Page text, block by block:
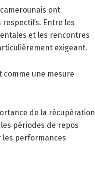
ont
respectifs. Entre les
et les rencontres
exigeant.
une mesure
de la récupération
périodes de repos
les performances